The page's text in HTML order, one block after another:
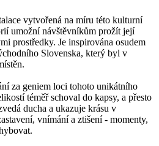
vytvořená na míru této kulturní
umožní návštěvníkům prožít její
prostředky. Je inspirována osudem
Slovenska, který byl v
za geniem loci tohoto unikátního
téměř schoval do kapsy, a přesto
ducha a ukazuje krásu v
vnímání a ztišení - momenty,